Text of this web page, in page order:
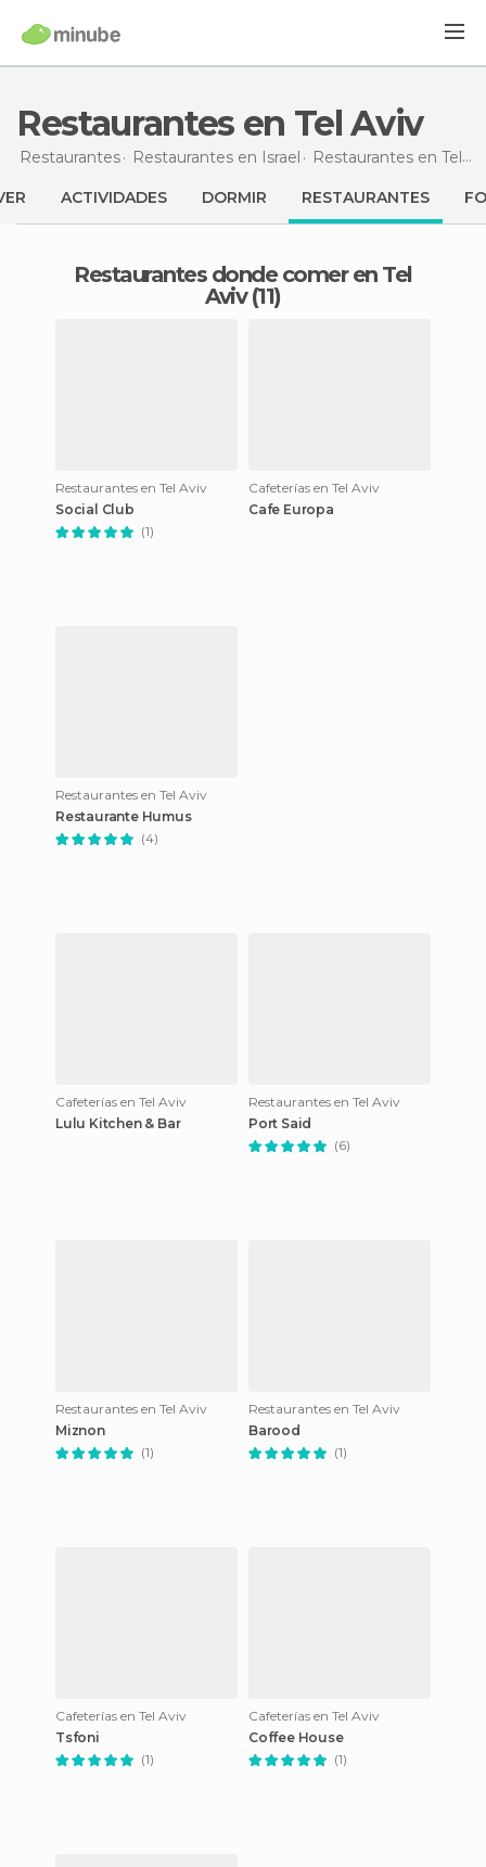
Restaurantes en Tel Aviv
Restaurantes Restaurantes en Israel Restaurantes en Tel Aviv
ACTIVIDADES DORMIR RESTAURANTES
Restaurantes donde comer en Tel
Aviv (11)
Restaurantes en Tel Aviv
Social Club
(1)
Cafeterías en Tel Aviv
Cafe Europa
Restaurantes en Tel Aviv
Restaurante Humus
(4)
Cafeterías en Tel Aviv
Lulu Kitchen & Bar
Restaurantes en Tel Aviv
Port Said
(6)
Restaurantes en Tel Aviv
Miznon
(1)
Restaurantes en Tel Aviv
Barood
(1)
Cafeterías en Tel Aviv
Tsfoni
(1)
Cafeterías en Tel Aviv
Coffee House
(1)